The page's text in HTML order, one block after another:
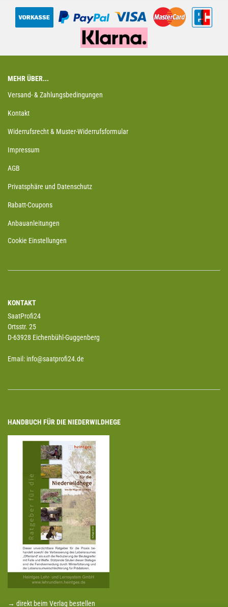
MEHR ÜBER...
Versand- & Zahlungsbedingungen
Kontakt
Widerrufsrecht & Muster-Widerrufsformular
Impressum
AGB
Privatsphäre und Datenschutz
Rabatt-Coupons
Anbauanleitungen
Cookie Einstellungen
KONTAKT
SaatProfi24
Ortsstr. 25
D-63928 Eichenbühl-Guggenberg
Email: info@saatprofi24.de
HANDBUCH FÜR DIE NIEDERWILDHEGE
→ direkt beim Verlag bestellen